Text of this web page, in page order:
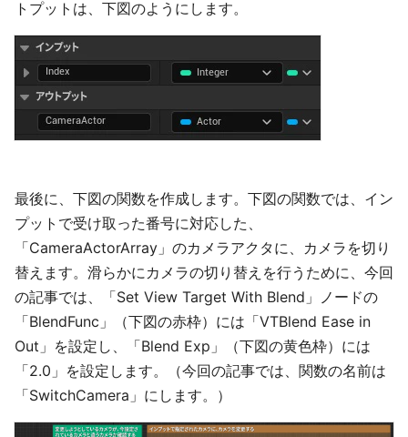
トプットは、下図のようにします。
最後に、下図の関数を作成します。下図の関数では、イン
プットで受け取った番号に対応した、
「CameraActorArray」のカメラアクタに、カメラを切り
替えます。滑らかにカメラの切り替えを行うために、今回
の記事では、「Set View Target With Blend」ノードの
「BlendFunc」（下図の赤枠）には「VTBlend Ease in
Out」を設定し、「Blend Exp」（下図の黄色枠）には
「2.0」を設定します。（今回の記事では、関数の名前は
「SwitchCamera」にします。）